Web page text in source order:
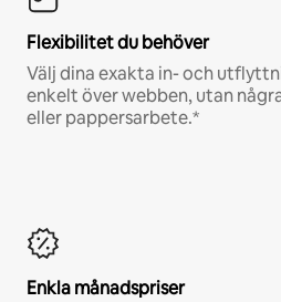
Flexibilitet du behöver
Välj dina exakta in- och
enkelt över webben, utan
eller pappersarbete.*
Enkla månadspriser